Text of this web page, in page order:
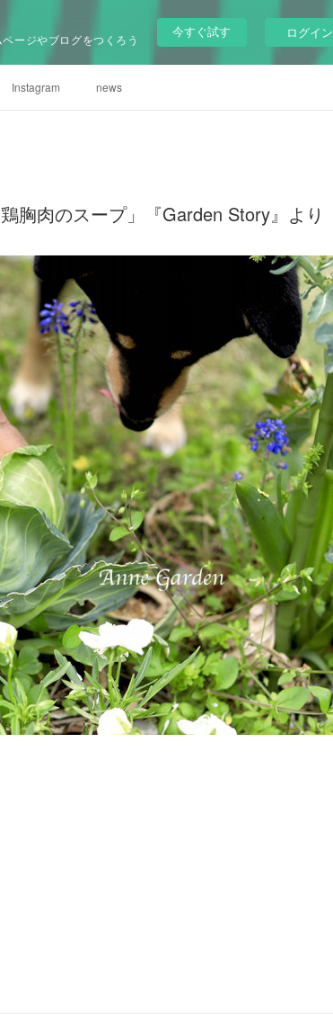
ージやブログをつくろう
今すぐ試す ログイン
Instagram news
胸肉のスープ」『Garden Story』より